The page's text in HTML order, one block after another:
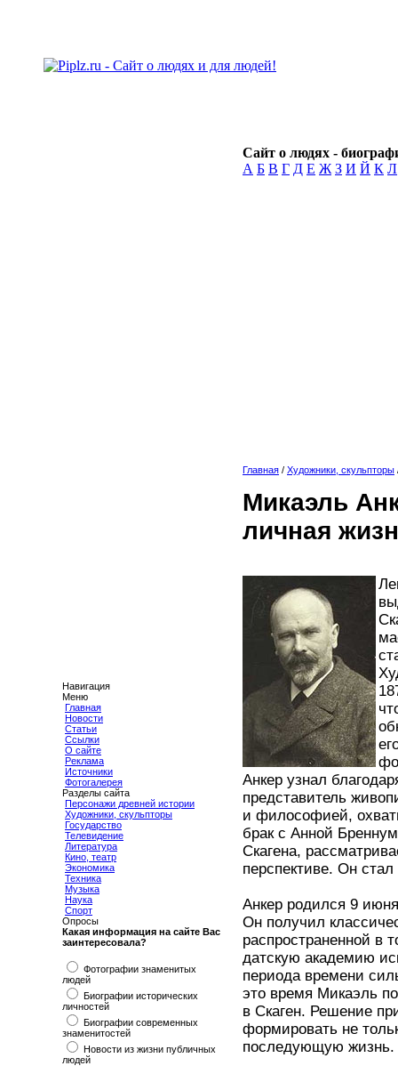
Сайт о людях -
А Б В Г Д Е Ж З И Й К Л
Навигация
Меню
Главная
Новости
Статьи
Ссылки
О сайте
Реклама
Источники
Фотогалерея
Разделы сайта
Персонажи древней истории
Художники, скульпторы
Государство
Телевидение
Литература
Кино, театр
Экономика
Техника
Музыка
Наука
Спорт
Опросы
Какая информация на сайте Вас
заинтересовала?
Фотографии знаменитых
людей
Биографии исторических
личностей
Биографии современных
знаменитостей
Новости из жизни публичных
людей
Главная / Художники, скульпторы
Микаэль
личная
Анкер узнал
представитель
и философией,
брак с Анной
Скагена,
перспективе. Он
Анкер родился 9
Он получил
распространенной в
датскую академию
периода времени
это время Микаэль
в Скаген. Решение
формировать не
последующую жизнь.